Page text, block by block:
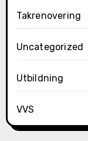
Takrenovering
Uncategorized
Utbildning
VVS